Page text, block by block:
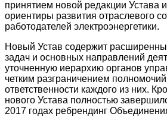
принятием новой редакции Устава
ориентиры развития отраслевого
работодателей электроэнергетики.
Новый Устав содержит
задач и основных направлений
уточненную иерархию органов
четким разграничением
ответственности каждого из них.
нового Устава полностью
2017 годах ребрендинг